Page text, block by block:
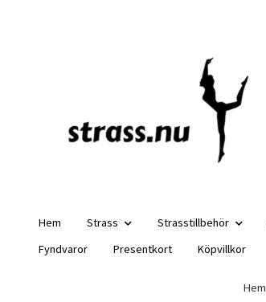
Hem Strass Strasstillbehör
Fyndvaror
Presentkort Köpvillkor
Hem